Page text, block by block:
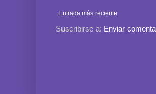
Entrada más reciente
Suscribirse a: Enviar